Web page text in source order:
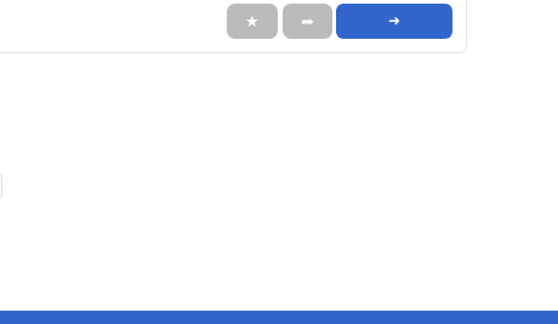
★ ➦ ➜